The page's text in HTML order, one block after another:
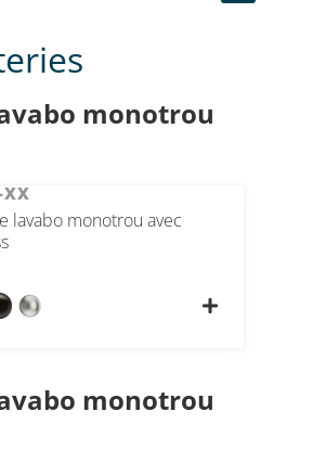
monotrou
XX
lavabo monotrou avec
monotrou